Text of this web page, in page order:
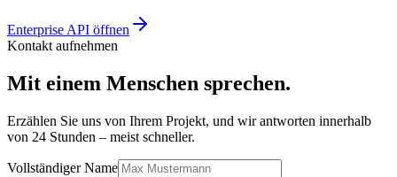
Enterprise API öffnen
Kontakt aufnehmen
Mit einem Menschen sprechen.
Erzählen Sie uns von Ihrem Projekt, und wir antworten innerhalb
von 24 Stunden – meist schneller.
Vollständiger Name